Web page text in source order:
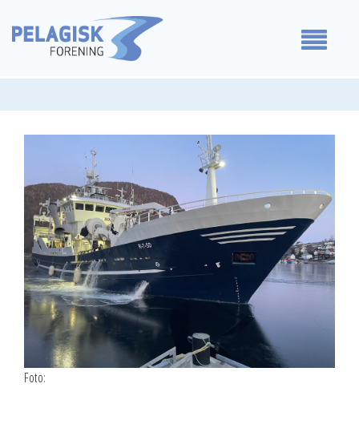
Våre standpunkt
For medlemmer
Om oss
Kontakt oss
Foto: